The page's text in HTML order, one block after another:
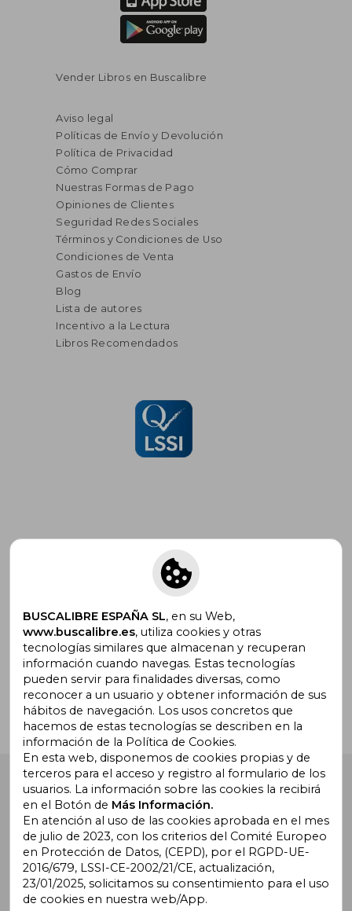
Vender Libros en Buscalibre
Aviso legal
Políticas de Envío y Devolución
Política de Privacidad
Cómo Comprar
Nuestras Formas de Pago
Opiniones de Clientes
Seguridad Redes Sociales
Términos y Condiciones de Uso
Condiciones de Venta
Gastos de Envío
Blog
Lista de autores
Incentivo a la Lectura
Libros Recomendados
Suscríbete para recibir ofertas y
promociones
¿Necesitas ayuda?
Ir a Centro de Soporte
Buscalibre España . Calle Energía, 65, Nave 3 (08940),
Cornellà de Llobregat, Barcelona. Derechos Reservados.
Buscalibre Argentina| Buscalibre Chile
BUSCALIBRE ESPAÑA SL, en su Web,
www.buscalibre.es, utiliza cookies y otras
tecnologías similares que almacenan y recuperan
información cuando navegas. Estas tecnologías
pueden servir para finalidades diversas, como
reconocer a un usuario y obtener información de sus
hábitos de navegación. Los usos concretos que
hacemos de estas tecnologías se describen en la
información de la Política de Cookies.
En esta web, disponemos de cookies propias y de
terceros para el acceso y registro al formulario de los
usuarios. La información sobre las cookies la recibirá
en el Botón de Más Información.
En atención al uso de las cookies aprobada en el mes
de julio de 2023, con los criterios del Comité Europeo
en Protección de Datos, (CEPD), por el RGPD-UE-
2016/679, LSSI-CE-2002/21/CE, actualización,
23/01/2025, solicitamos su consentimiento para el uso
de cookies en nuestra web/App.